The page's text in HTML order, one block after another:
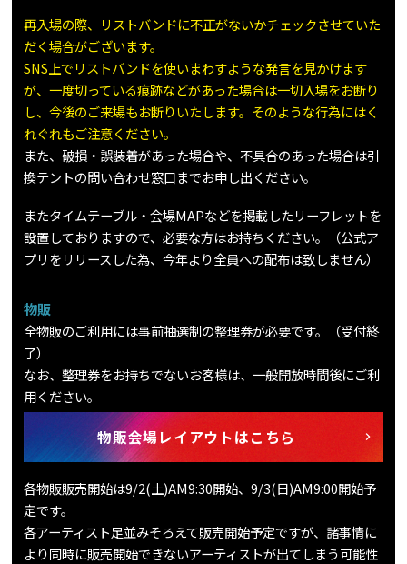
再入場の際、リストバンドに不正がないかチェックさせていた
だく場合がございます。
SNS上でリストバンドを使いまわすような発言を見かけます
が、一度切っている痕跡などがあった場合は一切入場をお断り
し、今後のご来場もお断りいたします。そのような行為にはく
れぐれもご注意ください。
また、破損・誤装着があった場合や、不具合のあった場合は引
換テントの問い合わせ窓口までお申し出ください。
またタイムテーブル・会場MAPなどを掲載したリーフレットを
設置しておりますので、必要な方はお持ちください。（公式ア
プリをリリースした為、今年より全員への配布は致しません）
物販
全物販のご利用には事前抽選制の整理券が必要です。（受付終
了）
なお、整理券をお持ちでないお客様は、一般開放時間後にご利
用ください。
物販会場レイアウトはこちら
各物販販売開始は9/2(土)AM9:30開始、9/3(日)AM9:00開始予
定です。
各アーティスト足並みそろえて販売開始予定ですが、諸事情に
より同時に販売開始できないアーティストが出てしまう可能性